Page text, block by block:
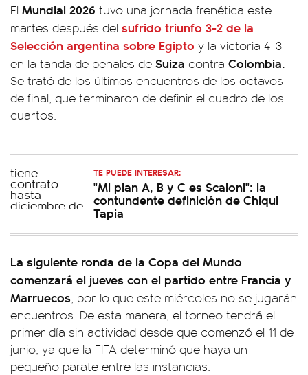
El Mundial 2026 tuvo una jornada frenética este
martes después del sufrido triunfo 3-2 de la
Selección argentina sobre Egipto y la victoria 4-3
en la tanda de penales de Suiza contra Colombia.
Se trató de los últimos encuentros de los octavos
de final, que terminaron de definir el cuadro de los
cuartos.
TE PUEDE INTERESAR:
"Mi plan A, B y C es Scaloni": la
contundente definición de Chiqui
Tapia
La siguiente ronda de la Copa del Mundo
comenzará el jueves con el partido entre Francia y
Marruecos, por lo que este miércoles no se jugarán
encuentros. De esta manera, el torneo tendrá el
primer día sin actividad desde que comenzó el 11 de
junio, ya que la FIFA determinó que haya un
pequeño parate entre las instancias.